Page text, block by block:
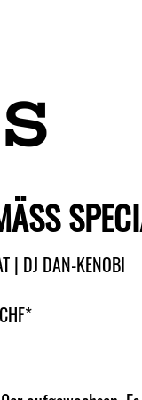
| DJ DAN-KENOBI